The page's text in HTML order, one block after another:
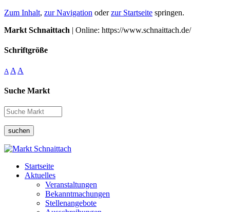
Zum Inhalt, zur Navigation oderzur Startseite springen.
Markt Schnaittach | Online: https://www.schnaittach.de/
Schriftgröße
A A A
Suche Markt
suchen
Startseite
Aktuelles
Veranstaltungen
Bekanntmachungen
Stellenangebote